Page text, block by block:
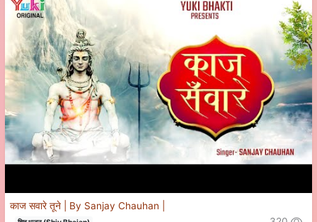
काज सवारे तूने | By Sanjay Chauhan |